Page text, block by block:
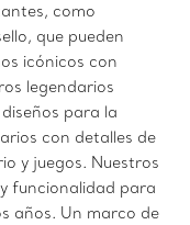
como
que pueden
icónicos con
legendarios
para la
con detalles de
y juegos. Nuestros
funcionalidad para
años. Un marco de